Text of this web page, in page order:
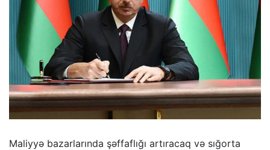
Maliyyə bazarlarında şəffaflığı artıracaq və sığorta